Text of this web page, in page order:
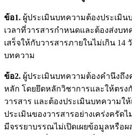
ข้อ1. ผู้ประเมินบทความต้องประเมิ
เวลาที่วารสารกำหนดและต้องส่งบ
เสร็จให้กับวารสารภายในไม่เกิน 14
บทความ
ข้อ2. ผู้ประเมินบทความต้องคำนึงถึ
หลัก โดยยึดหลักวิชาการและให้ตรง
วารสาร และต้องประเมินบทความใ
ประเมินของวารสารอย่างเคร่งครัด
มีจรรยาบรรณไม่เปิดเผยข้อมูลหรือ